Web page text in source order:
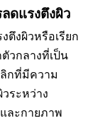
ดแรงตึงผิว
งผิวหรือเรียก
วกลางที่เป็น
กที่มีความ
ระหว่าง
ละกายภาพ